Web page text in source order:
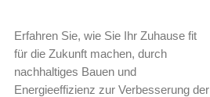
Erfahren Sie, wie Sie Ihr Zuhause fit
für die Zukunft machen, durch
nachhaltiges Bauen und
Energieeffizienz zur Verbesserung der